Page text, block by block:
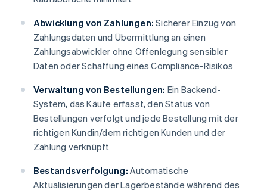
Abwicklung von Zahlungen: Sicherer Einzug von
Zahlungsdaten und Übermittlung an einen
Zahlungsabwickler ohne Offenlegung sensibler
Daten oder Schaffung eines Compliance-Risikos
Verwaltung von Bestellungen: Ein Backend-
System, das Käufe erfasst, den Status von
Bestellungen verfolgt und jede Bestellung mit der
richtigen Kundin/dem richtigen Kunden und der
Zahlung verknüpft
Bestandsverfolgung: Automatische
Aktualisierungen der Lagerbestände während des